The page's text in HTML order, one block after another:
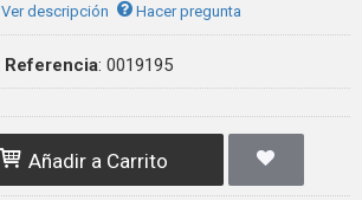
Ver descripción Hacer pregunta
Referencia: 0019195
Añadir a Carrito